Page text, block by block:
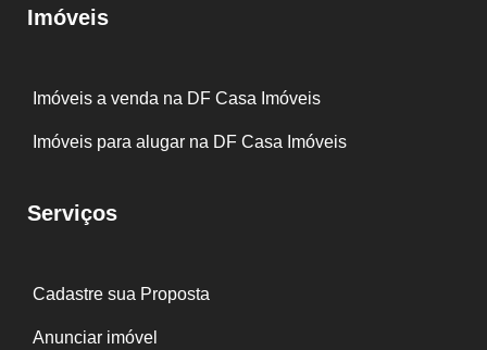
Imóveis
Imóveis a venda na DF Casa Imóveis
Imóveis para alugar na DF Casa Imóveis
Serviços
Cadastre sua Proposta
Anunciar imóvel